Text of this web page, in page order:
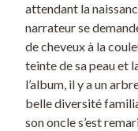
attendant la
narrateur se
de cheveux à la
teinte de sa peau et
l’album, il y a un
belle diversité
son oncle s’est